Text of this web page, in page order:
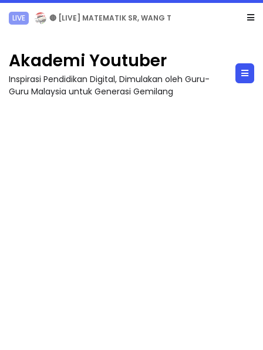
Sejarah Tingkatan 4
Akademi Youtuber
Inspirasi Pendidikan Digital, Dimulakan oleh Guru-
Guru Malaysia untuk Generasi Gemilang